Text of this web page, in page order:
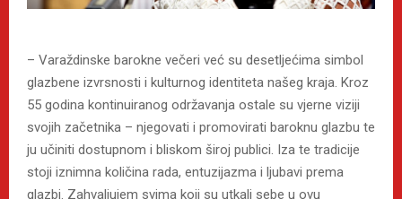
– Varaždinske barokne večeri već su desetljećima simbol
glazbene izvrsnosti i kulturnog identiteta našeg kraja. Kroz
55 godina kontinuiranog održavanja ostale su vjerne viziji
svojih začetnika – njegovati i promovirati baroknu glazbu te
ju učiniti dostupnom i bliskom široj publici. Iza te tradicije
stoji iznimna količina rada, entuzijazma i ljubavi prema
glazbi. Zahvaljujem svima koji su utkali sebe u ovu